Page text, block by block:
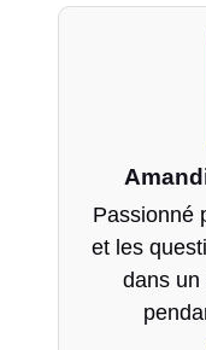
Passionné
et les
dans un